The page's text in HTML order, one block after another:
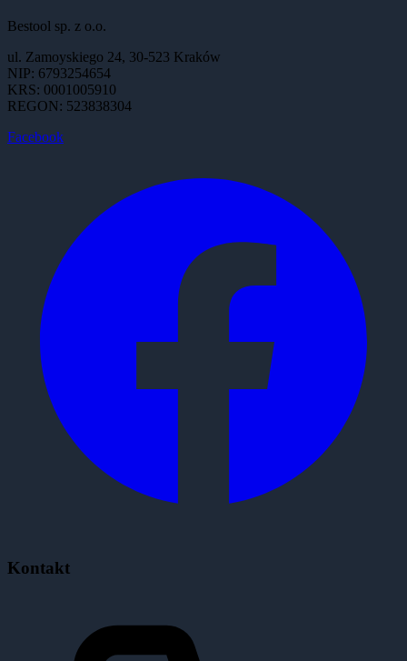
Bestool sp. z o.o.
ul. Zamoyskiego 24, 30-523 Kraków
NIP: 6793254654
KRS: 0001005910
REGON: 523838304
Facebook
Kontakt